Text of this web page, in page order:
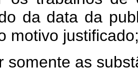
da data da
motivo
somente as